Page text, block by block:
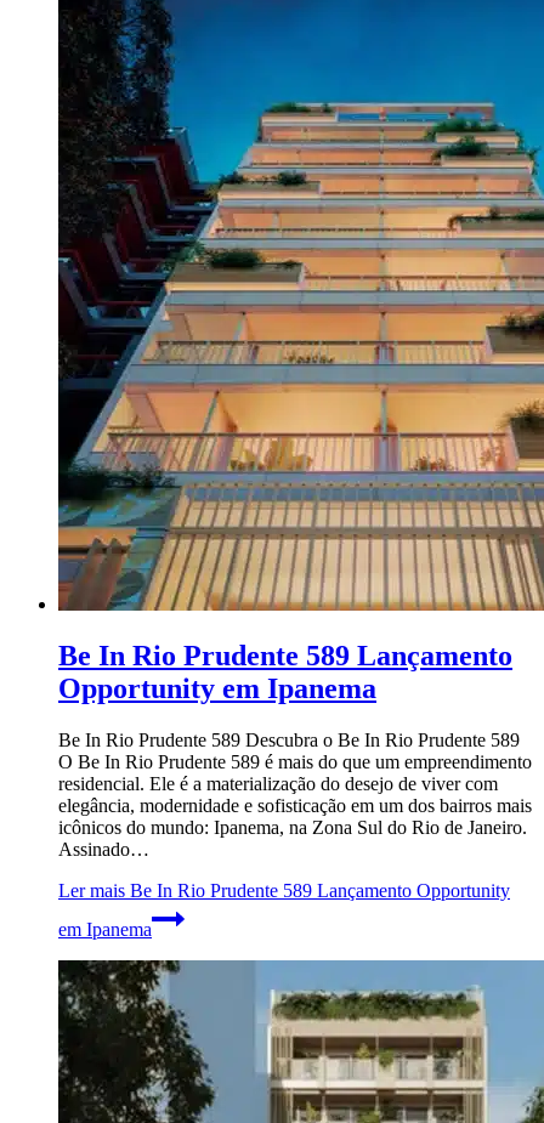
Be In Rio Prudente 589 Lançamento
Opportunity em Ipanema
Be In Rio Prudente 589 Descubra o Be In Rio Prudente 589
O Be In Rio Prudente 589 é mais do que um empreendimento
residencial. Ele é a materialização do desejo de viver com
elegância, modernidade e sofisticação em um dos bairros mais
icônicos do mundo: Ipanema, na Zona Sul do Rio de Janeiro.
Assinado…
Ler mais Be In Rio Prudente 589 Lançamento Opportunity
em Ipanema